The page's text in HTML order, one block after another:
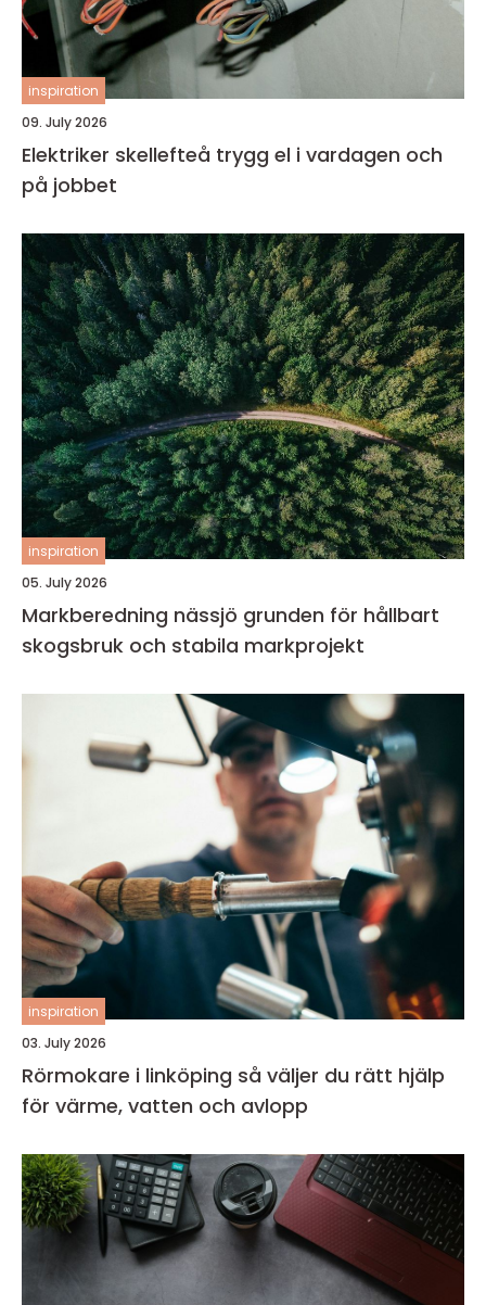
inspiration
09. July 2026
Elektriker skellefteå trygg el i vardagen och
på jobbet
inspiration
05. July 2026
Markberedning nässjö grunden för hållbart
skogsbruk och stabila markprojekt
inspiration
03. July 2026
Rörmokare i linköping så väljer du rätt hjälp
för värme, vatten och avlopp